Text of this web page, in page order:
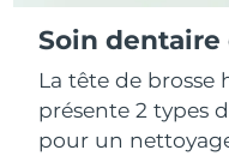
Soin dentaire
La tête de
présente 2 types
pour un
R.A.S. chinoise de
Macao
Malaisie